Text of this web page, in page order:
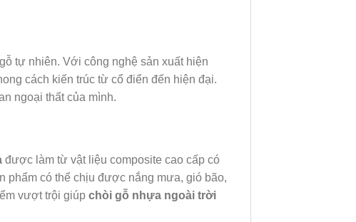
tự nhiên. Với công nghệ sản xuất hiện
cách kiến trúc từ cổ điển đến hiện đại.
ngoại thất của mình.
được làm từ vật liệu composite cao cấp có
phẩm có thể chịu được nắng mưa, gió bão,
vượt trội giúp chòi gỗ nhựa ngoài trời